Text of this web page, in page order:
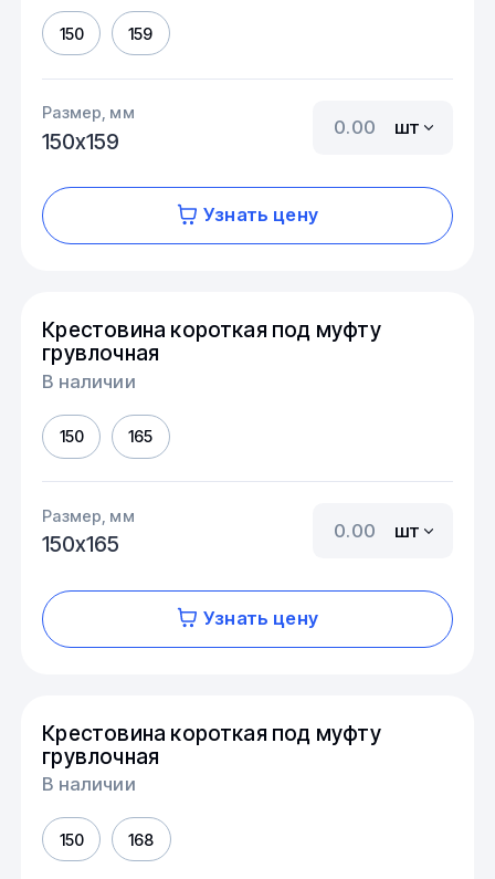
150 159
Размер, мм
150х159
шт
Узнать цену
Крестовина короткая под муфту
грувлочная
В наличии
150 165
Размер, мм
150х165
шт
Узнать цену
Крестовина короткая под муфту
грувлочная
В наличии
150 168